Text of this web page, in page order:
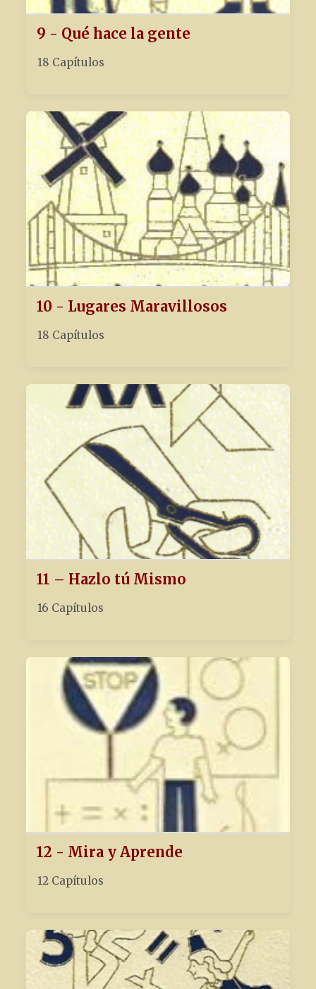
9 - Qué hace la gente
18 Capítulos
10 - Lugares Maravillosos
18 Capítulos
11 – Hazlo tú Mismo
16 Capítulos
12 - Mira y Aprende
12 Capítulos